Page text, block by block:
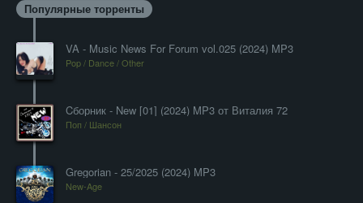
Популярные торренты
VA - Music News For Forum vol.025 (2024) MP3
Pop / Dance / Other
Cборник - New [01] (2024) MP3 от Виталия 72
Поп / Шансон
Gregorian - 25/2025 (2024) MP3
New-Age